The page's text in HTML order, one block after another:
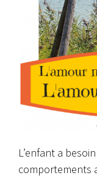
L’enfant a
comportements